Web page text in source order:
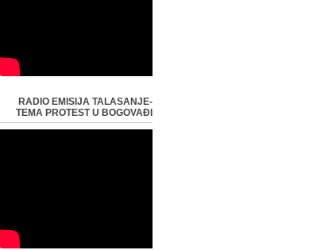
RADIO EMISIJA TALASANJE-
TEMA PROTEST U BOGOVAĐI